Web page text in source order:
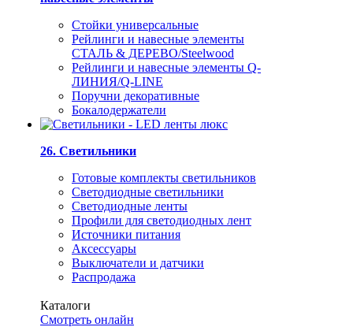
Стойки универсальные
Рейлинги и навесные элементы
СТАЛЬ & ДЕРЕВО/Steelwood
Рейлинги и навесные элементы Q-
ЛИНИЯ/Q-LINE
Поручни декоративные
Бокалодержатели
26. Светильники
Готовые комплекты светильников
Светодиодные светильники
Светодиодные ленты
Профили для светодиодных лент
Источники питания
Аксессуары
Выключатели и датчики
Распродажа
Каталоги
Смотреть онлайн